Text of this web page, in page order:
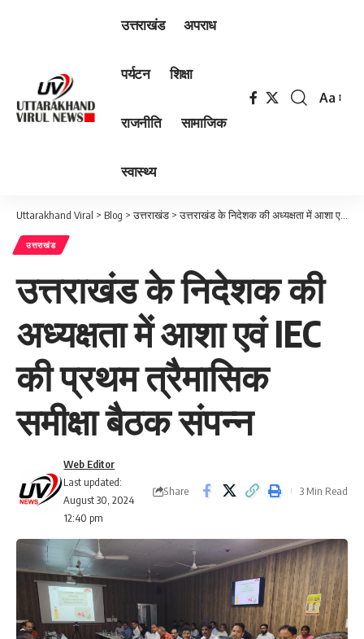
उत्तराखंड अपराध
पर्यटन शिक्षा
राजनीति सामाजिक
स्वास्थ्य
Font
Aa
Uttarakhand Viral > Blog >उत्तराखंड >उत्तराखंड के निदेशक की अध्यक्षता में आशा एवं IEC की प्रथम त्रैमासिक समीक्षा बैठक संपन्न
उत्तराखंड
उत्तराखंड के निदेशक की
अध्यक्षता में आशा एवं IEC
की प्रथम त्रैमासिक
समीक्षा बैठक संपन्न
Last updated:
August 30, 2024
12:40 pm
Web Editor
Share 3 Min Read